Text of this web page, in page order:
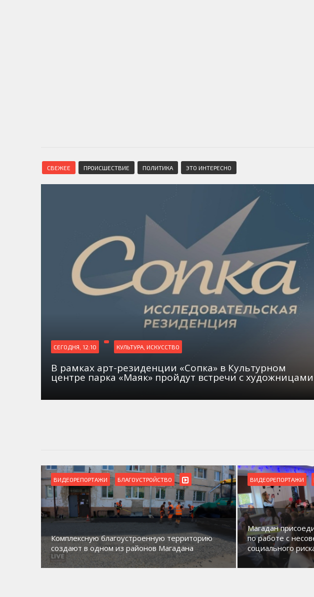
СВЕЖЕЕ ПРОИСШЕСТВИЕ ПОЛИТИКА ЭТО ИНТЕРЕСНО
СЕГОДНЯ, 12:10 КУЛЬТУРА, ИСКУССТВО
В рамках арт-резиденции «Сопка» в Культурном
центре парка «Маяк» пройдут встречи с художницами
ВИДЕОРЕПОРТАЖИ БЛАГОУСТРОЙСТВО
Комплексную благоустроенную территорию
создают в одном из районов Магадана
ВИДЕОРЕПОРТАЖИ
Магадан
по работе с
социального